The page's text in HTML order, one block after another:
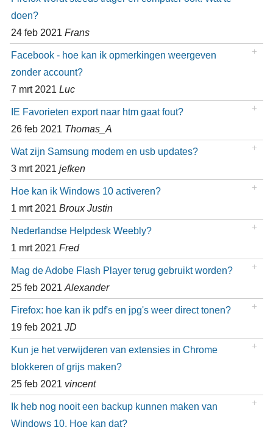
doen?
24 feb 2021 Frans
Facebook - hoe kan ik opmerkingen weergeven
zonder account?
7 mrt 2021 Luc
IE Favorieten export naar htm gaat fout?
26 feb 2021 Thomas_A
Wat zijn Samsung modem en usb updates?
3 mrt 2021 jefken
Hoe kan ik Windows 10 activeren?
1 mrt 2021 Broux Justin
Nederlandse Helpdesk Weebly?
1 mrt 2021 Fred
Mag de Adobe Flash Player terug gebruikt worden?
25 feb 2021 Alexander
Firefox: hoe kan ik pdf's en jpg's weer direct tonen?
19 feb 2021 JD
Kun je het verwijderen van extensies in Chrome
blokkeren of grijs maken?
25 feb 2021 vincent
Ik heb nog nooit een backup kunnen maken van
Windows 10. Hoe kan dat?